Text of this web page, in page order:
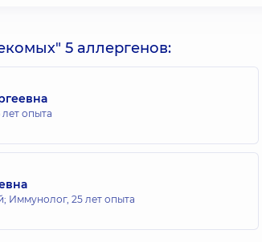
5 аллергенов:
лет опыта
Иммунолог, 25 лет опыта